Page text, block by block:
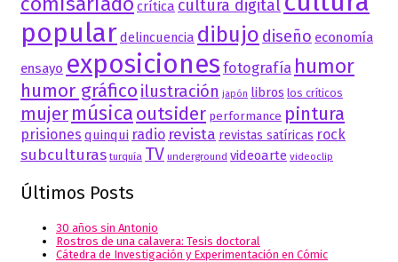
crítica cultura digital
populardelincuencia dibujo diseño economía
ensayo exposiciones fotografía humor
humor gráfico ilustración japón libros los críticos
mujer música outsider performance pintura
prisiones quinqui radio revista revistas satíricas rock
subculturas turquía TV underground videoarte videoclip
Últimos Posts
30 años sin Antonio
Rostros de una calavera: Tesis doctoral
Cátedra de Investigación y Experimentación en Cómic